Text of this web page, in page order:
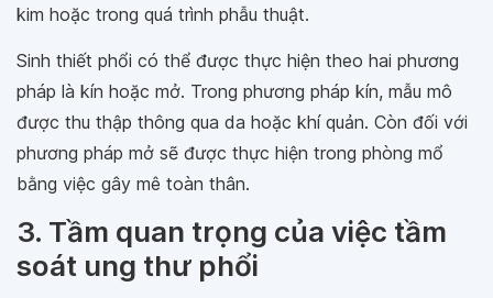
kim hoặc trong quá trình phẫu thuật.
Sinh thiết phổi có thể được thực hiện theo hai phương
pháp là kín hoặc mở. Trong phương pháp kín, mẫu mô
được thu thập thông qua da hoặc khí quản. Còn đối với
phương pháp mở sẽ được thực hiện trong phòng mổ
bằng việc gây mê toàn thân.
3. Tầm quan trọng của việc tầm
soát ung thư phổi